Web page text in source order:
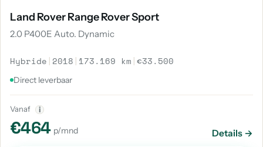
Land Rover Range Rover Sport
2.0 P400E Auto. Dynamic
Hybride | 2018 | 173.169 km |€33.500
Direct leverbaar
Vanaf i
€464 p/mnd Details →